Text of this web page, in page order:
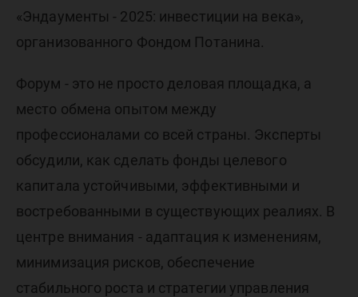
«Эндаументы - 2025: инвестиции на века»,
организованного Фондом Потанина.
Форум - это не просто деловая площадка, а
место обмена опытом между
профессионалами со всей страны. Эксперты
обсудили, как сделать фонды целевого
капитала устойчивыми, эффективными и
востребованными в существующих реалиях. В
центре внимания - адаптация к изменениям,
минимизация рисков, обеспечение
стабильного роста и стратегии управления